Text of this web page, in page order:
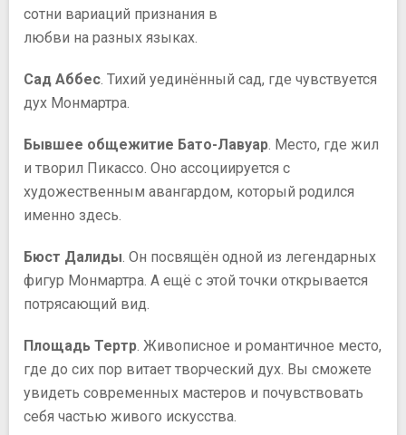
сотни вариаций признания в
любви на разных языках.
Сад Аббес . Тихий уединённый сад, где чувствуется
дух Монмартра.
Бывшее общежитие Бато-Лавуар . Место, где жил
и творил Пикассо. Оно ассоциируется с
художественным авангардом, который родился
именно здесь.
Бюст Далиды . Он посвящён одной из легендарных
фигур Монмартра. А ещё с этой точки открывается
потрясающий вид.
Площадь Тертр . Живописное и романтичное место,
где до сих пор витает творческий дух. Вы сможете
увидеть современных мастеров и почувствовать
себя частью живого искусства.